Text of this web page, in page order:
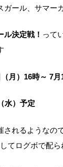
ガール、サマー
ル決定戦！ って
月）16時～ 7
水）予定
されるようなの
てログボで配ら